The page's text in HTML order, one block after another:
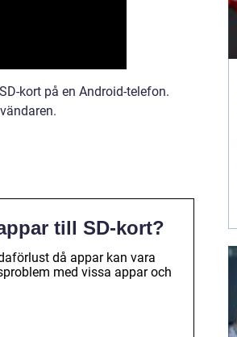
kort på en Android-telefon.
till SD-kort?
då appar kan vara
med vissa appar och